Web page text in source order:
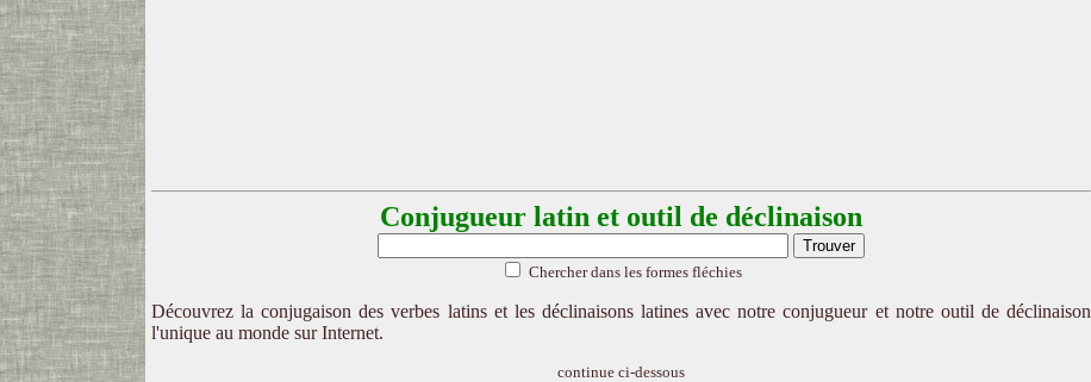
Conjugueur latin et outil de déclinaison
Chercher dans les formes fléchies
Découvrez la conjugaison des verbes latins et les déclinaisons latines avec notre conjugueur et notre outil de déclinaison
l'unique au monde sur Internet.
continue ci-dessous